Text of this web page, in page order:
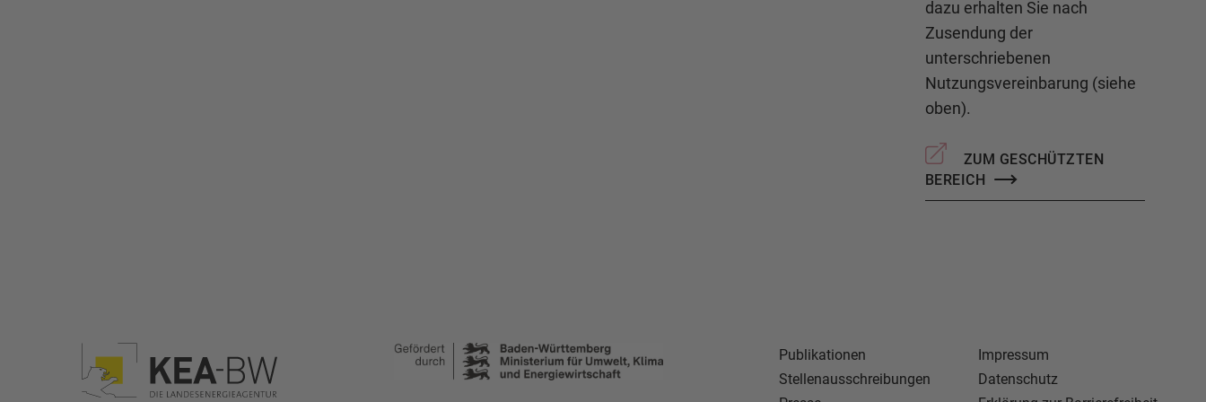
dazu erhalten Sie nach
Zusendung der
unterschriebenen
Nutzungsvereinbarung (siehe
oben).
ZUM GESCHÜTZTEN
BEREICH
Publikationen
Stellenausschreibungen
Impressum
Datenschutz